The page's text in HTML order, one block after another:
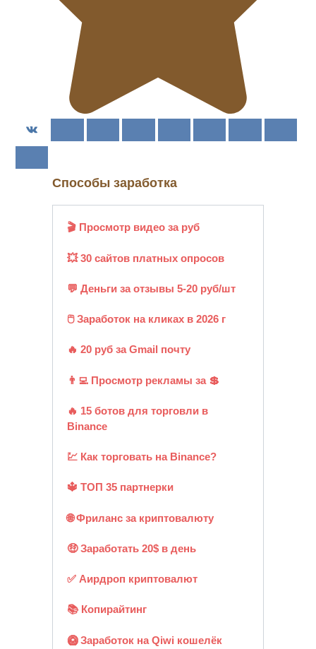
Способы заработка
🎬 Просмотр видео за руб
💥 30 сайтов платных опросов
💬 Деньги за отзывы 5-20 руб/шт
🖱️ Заработок на кликах в 2026 г
🔥 20 руб за Gmail почту
👨‍💻 Просмотр рекламы за 💲
🔥 15 ботов для торговли в
Binance
💹 Как торговать на Binance?
🔱 ТОП 35 партнерки
🌐 Фриланс за криптовалюту
🤑 Заработать 20$ в день
✅ Аирдроп криптовалют
📚 Копирайтинг
🥝 Заработок на Qiwi кошелёк